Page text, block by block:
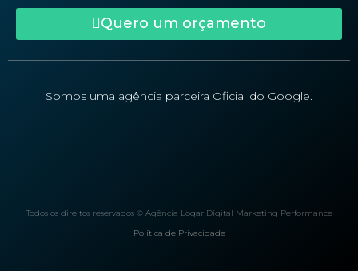
Quero um orçamento
Somos uma agência parceira Oficial do Google.
Todos os direitos reservados © Agência Logar Digital Marketing Performance
Política de Privacidade